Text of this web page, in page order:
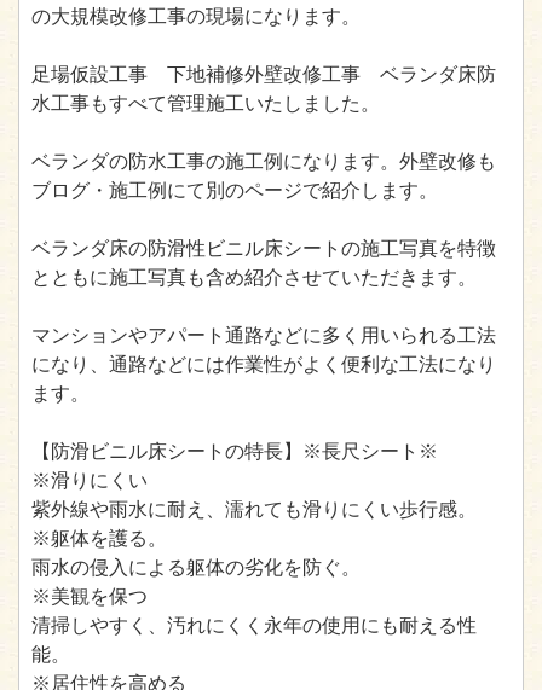
の大規模改修工事の現場になります。
足場仮設工事 下地補修外壁改修工事 ベランダ床防
水工事もすべて管理施工いたしました。
ベランダの防水工事の施工例になります。外壁改修も
ブログ・施工例にて別のページで紹介します。
ベランダ床の防滑性ビニル床シートの施工写真を特徴
とともに施工写真も含め紹介させていただきます。
マンションやアパート通路などに多く用いられる工法
になり、通路などには作業性がよく便利な工法になり
ます。
【防滑ビニル床シートの特長】※長尺シート※
※滑りにくい
紫外線や雨水に耐え、濡れても滑りにくい歩行感。
※躯体を護る。
雨水の侵入による躯体の劣化を防ぐ。
※美観を保つ
清掃しやすく、汚れにくく永年の使用にも耐える性
能。
※居住性を高める